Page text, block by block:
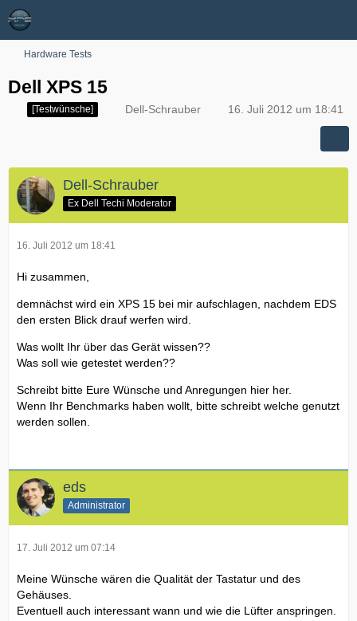
Hardware Tests
Dell XPS 15
[Testwünsche] Dell-Schrauber 16. Juli 2012 um 18:41
Dell-Schrauber
Ex Dell Techi Moderator
16. Juli 2012 um 18:41
Hi zusammen,
demnächst wird ein XPS 15 bei mir aufschlagen, nachdem EDS
den ersten Blick drauf werfen wird.
Was wollt Ihr über das Gerät wissen??
Was soll wie getestet werden??
Schreibt bitte Eure Wünsche und Anregungen hier her.
Wenn Ihr Benchmarks haben wollt, bitte schreibt welche genutzt
werden sollen.
eds
Administrator
17. Juli 2012 um 07:14
Meine Wünsche wären die Qualität der Tastatur und des
Gehäuses.
Eventuell auch interessant wann und wie die Lüfter anspringen.